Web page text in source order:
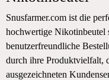
Snusfarmer.com ist die
hochwertige Nikotinbeutel
benutzerfreundliche
durch ihre Produktvielfalt,
ausgezeichneten